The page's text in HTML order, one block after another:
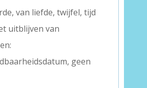
van liefde, twijfel, tijd
uitblijven van
geen